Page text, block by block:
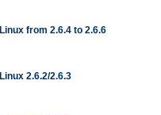
Linux from 2.6.4 to 2.6.6
Linux 2.6.2/2.6.3